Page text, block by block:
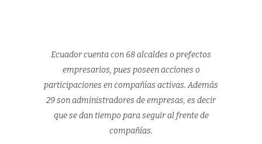
Ecuador cuenta con 68 alcaldes o prefectos
empresarios, pues poseen acciones o
participaciones en compañías activas. Además
29 son administradores de empresas, es decir
que se dan tiempo para seguir al frente de
compañías.